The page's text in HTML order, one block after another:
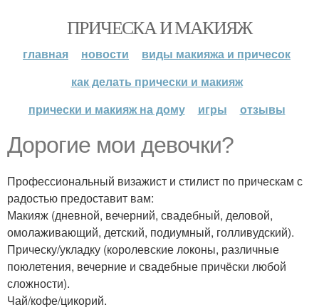
ПРИЧЕСКА И МАКИЯЖ
главная новости
виды макияжа и причесок
как делать прически и макияж
прически и макияж на дому
игры отзывы
Дорогие мои девочки?
Профессиональный визажист и стилист по прическам с
радостью предоставит вам:
Макияж (дневной, вечерний, свадебный, деловой,
омолаживающий, детский, подиумный, голливудский).
Прическу/укладку (королевские локоны, различные
поюлетения, вечерние и свадебные причёски любой
сложности).
Чай/кофе/цикорий.